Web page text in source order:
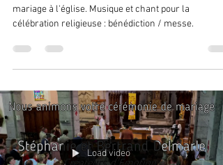
mariage à l'église. Musique et chant pour la
célébration religieuse : bénédiction / messe.
Load video